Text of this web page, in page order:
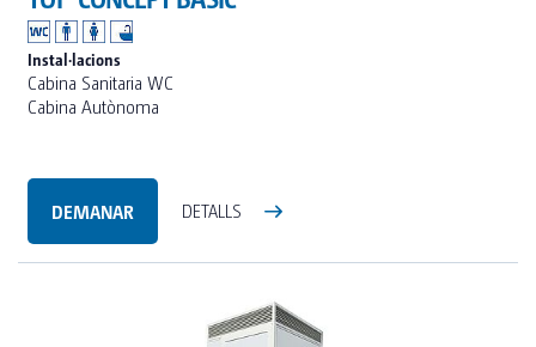
Instal·lacions
Cabina Sanitaria WC
Cabina Autònoma
DEMANAR DETALLS